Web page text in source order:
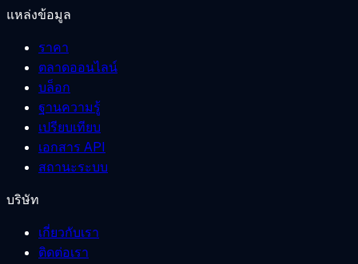
แหล่งข้อมูล
ราคา
ตลาดออนไลน์
บล็อก
ฐานความรู้
เปรียบเทียบ
เอกสาร API
สถานะระบบ
บริษัท
เกี่ยวกับเรา
ติดต่อเรา